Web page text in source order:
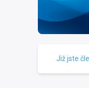
Již jste